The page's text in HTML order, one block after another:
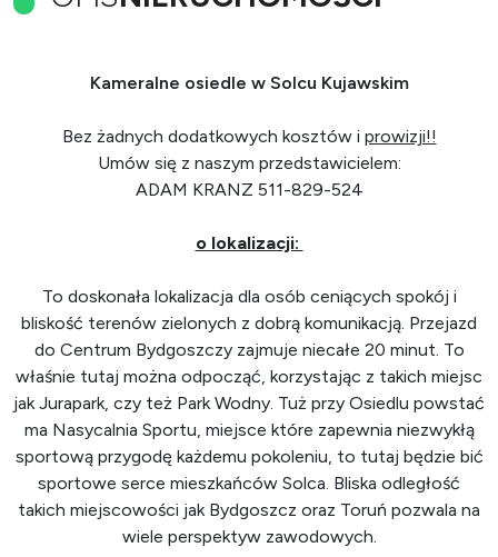
Kameralne osiedle w Solcu Kujawskim
Bez żadnych dodatkowych kosztów i prowizji!!
Umów się z naszym przedstawicielem:
ADAM KRANZ 511-829-524
o lokalizacji:
To doskonała lokalizacja dla osób ceniących spokój i
bliskość terenów zielonych z dobrą komunikacją. Przejazd
do Centrum Bydgoszczy zajmuje niecałe 20 minut. To
właśnie tutaj można odpocząć, korzystając z takich miejsc
jak Jurapark, czy też Park Wodny. Tuż przy Osiedlu powstać
ma Nasycalnia Sportu, miejsce które zapewnia niezwykłą
sportową przygodę każdemu pokoleniu, to tutaj będzie bić
sportowe serce mieszkańców Solca. Bliska odległość
takich miejscowości jak Bydgoszcz oraz Toruń pozwala na
wiele perspektyw zawodowych.